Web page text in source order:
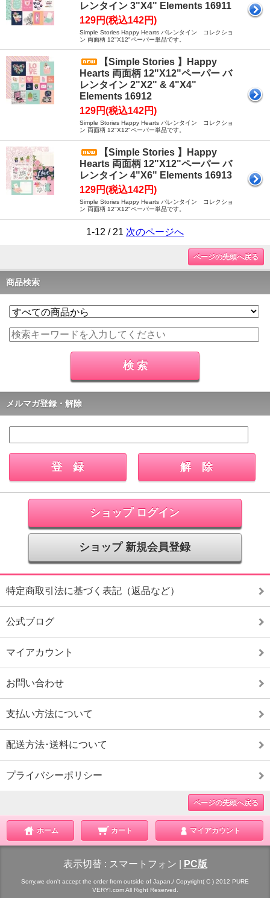
レンタイン 3"X4" Elements 16911
129円(税込142円)
Simple Stories Happy Hearts バレンタイン コレクショ
ン 両面柄 12"X12"ペーパー単品です。
【Simple Stories 】Happy
Hearts 両面柄 12"X12"ペーパー バ
レンタイン 2"X2" & 4"X4"
Elements 16912
129円(税込142円)
Simple Stories Happy Hearts バレンタイン コレクショ
ン 両面柄 12"X12"ペーパー単品です。
【Simple Stories 】Happy
Hearts 両面柄 12"X12"ペーパー バ
レンタイン 4"X6" Elements 16913
129円(税込142円)
Simple Stories Happy Hearts バレンタイン コレクショ
ン 両面柄 12"X12"ペーパー単品です。
1-12 / 21 次のページへ
ページの先頭へ戻る
商品検索
メルマガ登録・解除
ショップ ログイン
ショップ 新規会員登録
特定商取引法に基づく表記（返品など）
公式ブログ
マイアカウント
お問い合わせ
支払い方法について
配送方法･送料について
プライバシーポリシー
ページの先頭へ戻る
ホーム カート マイアカウント
表示切替 : スマートフォン PC版
Sorry,we don't accept the order from outside of Japan./ Copyright( C ) 2012 PURE
VERY!.com All Right Reserved.